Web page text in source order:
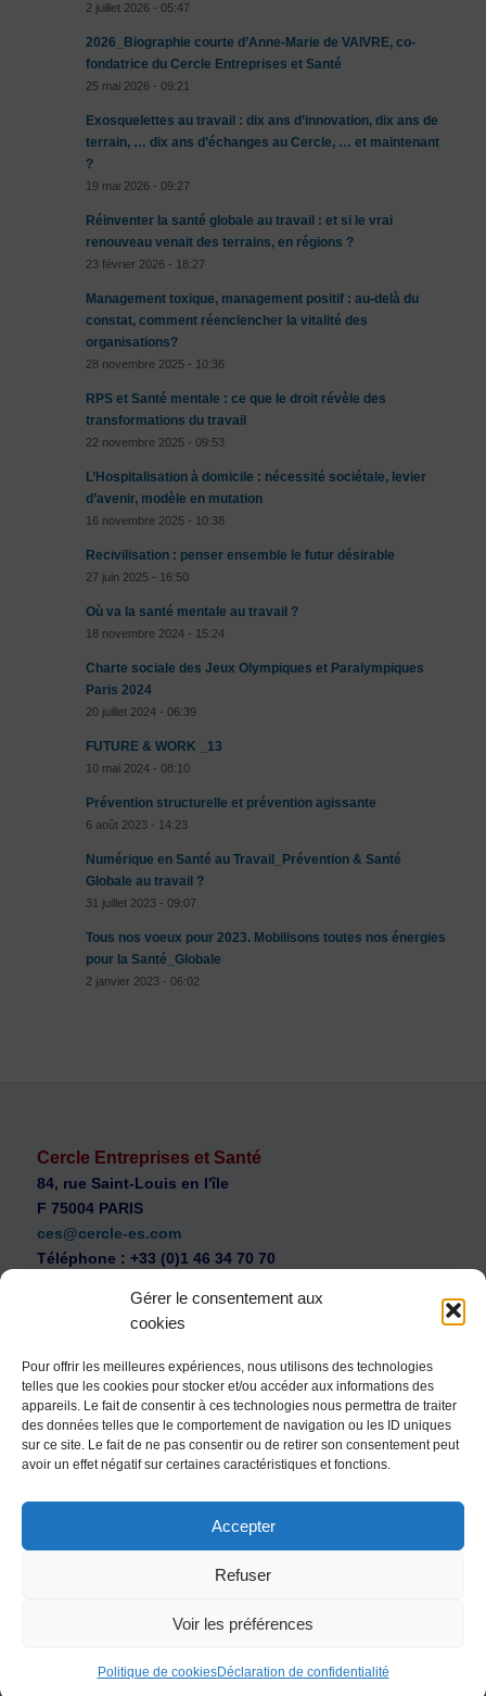
Gérer le consentement aux
cookies
Pour offrir les meilleures expériences, nous utilisons des technologies
telles que les cookies pour stocker et/ou accéder aux informations des
appareils. Le fait de consentir à ces technologies nous permettra de traiter
des données telles que le comportement de navigation ou les ID uniques
sur ce site. Le fait de ne pas consentir ou de retirer son consentement peut
avoir un effet négatif sur certaines caractéristiques et fonctions.
Accepter
Refuser
Voir les préférences
Politique de cookiesDéclaration de confidentialité
2 juillet 2026 - 05:47
2026_Biographie courte d’Anne-Marie de VAIVRE, co-
fondatrice du Cercle Entreprises et Santé
25 mai 2026 - 09:21
Exosquelettes au travail : dix ans d’innovation, dix ans de
terrain, … dix ans d’échanges au Cercle, … et maintenant
?
19 mai 2026 - 09:27
Réinventer la santé globale au travail : et si le vrai
renouveau venait des terrains, en régions ?
23 février 2026 - 18:27
Management toxique, management positif : au-delà du
constat, comment réenclencher la vitalité des
organisations?
28 novembre 2025 - 10:36
RPS et Santé mentale : ce que le droit révèle des
transformations du travail
22 novembre 2025 - 09:53
L’Hospitalisation à domicile : nécessité sociétale, levier
d’avenir, modèle en mutation
16 novembre 2025 - 10:38
Recivilisation : penser ensemble le futur désirable
27 juin 2025 - 16:50
Où va la santé mentale au travail ?
18 novembre 2024 - 15:24
Charte sociale des Jeux Olympiques et Paralympiques
Paris 2024
20 juillet 2024 - 06:39
FUTURE & WORK _13
10 mai 2024 - 08:10
Prévention structurelle et prévention agissante
6 août 2023 - 14:23
Numérique en Santé au Travail_Prévention & Santé
Globale au travail ?
31 juillet 2023 - 09:07
Tous nos voeux pour 2023. Mobilisons toutes nos énergies
pour la Santé_Globale
2 janvier 2023 - 06:02
Cercle Entreprises et Santé
84, rue Saint-Louis en l'île
F 75004 PARIS
ces@cercle-es.com
Téléphone : +33 (0)1 46 34 70 70
WEB Cercle – archives vidéos
Souscription au Cercle Entreprises et Santé
Nous contacter
Politique de confidentialité